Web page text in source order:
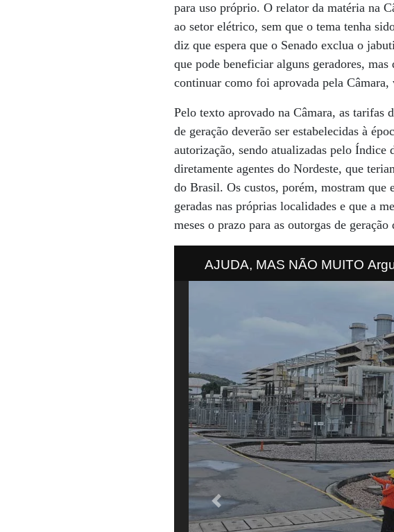
para uso próprio. O relator da matéria na
ao setor elétrico, sem que o tema tenha
diz que espera que o Senado exclua o
que pode beneficiar alguns geradores,
continuar como foi aprovada pela
Pelo texto aprovado na Câmara, as tarifas
de geração deverão ser estabelecidas à
autorização, sendo atualizadas pelo
diretamente agentes do Nordeste, que
do Brasil. Os custos, porém, mostram que
geradas nas próprias localidades e que a
meses o prazo para as outorgas de
AJUDA, MAS NÃO MUITO
fomentar energia mais limpa,
Previous